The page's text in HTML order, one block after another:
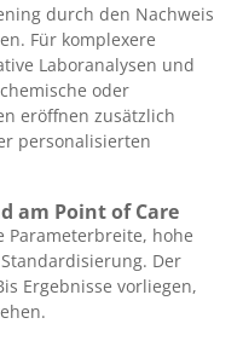
durch den Nachweis
Für komplexere
Laboranalysen und
oder
eröffnen zusätzlich
personalisierten
am Point of Care
Parameterbreite, hohe
Der
Ergebnisse vorliegen,